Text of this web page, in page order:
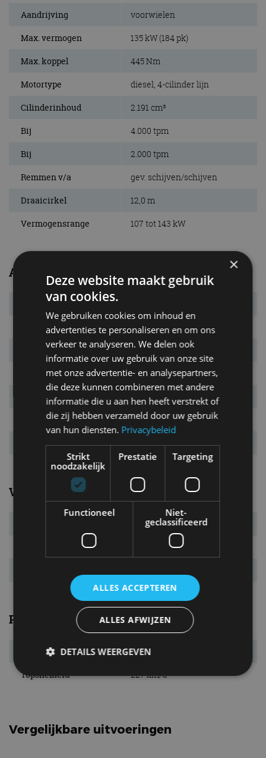
Aandrijving voorwielen
Max. vermogen 135 kW (184 pk)
Max. koppel 445 Nm
Motortype diesel, 4-cilinder lijn
Cilinderinhoud 2.191 cm³
Bij 4.000 tpm
Bij 2.000 tpm
Remmen v/a gev. schijven/schijven
Draaicirkel 12,0 m
Vermogensrange 107 tot 143 kW
Afmetingen en gewichten
Massa leeg
L x B x H 4.865 x 1.840 x 1.450 mm
Inh. bag. ruimte. 474 l
Bandenmaat 225/45 R19
Wielbasis 2.830 mm
Max. aanh. gew. 1.600 kg
Tankinhoud 62 l
Verbruik
4,7 l/100km
Prestaties
Acc. 0-100 km/u 8,5 s
Topsnelheid 227 km/u
Vergelijkbare uitvoeringen
×
Deze website maakt gebruik
van cookies.
We gebruiken cookies om inhoud en
advertenties te personaliseren en om ons
verkeer te analyseren. We delen ook
informatie over uw gebruik van onze site
met onze advertentie- en analysepartners,
die deze kunnen combineren met andere
informatie die u aan hen heeft verstrekt of
die zij hebben verzameld door uw gebruik
van hun diensten. Privacybeleid
Strikt
noodzakelijk
Prestatie Targeting
Functioneel
Niet-
geclassificeerd
ALLES ACCEPTEREN
ALLES AFWIJZEN
DETAILS WEERGEVEN
Strikt noodzakelijke cookies maken de